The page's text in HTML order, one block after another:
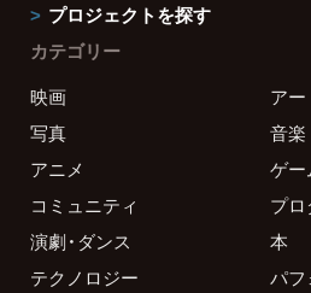
プロジェクトを探す
カテゴリー
映画
アー
写真
音楽
アニメ
ゲー
コミュニティ
プロ
演劇・ダンス
本
テクノロジー
パフ